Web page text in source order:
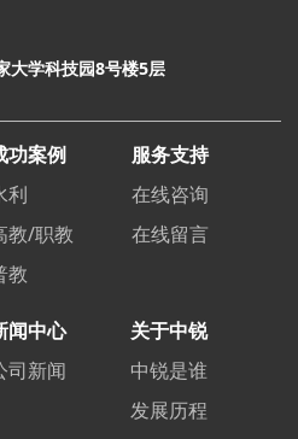
大学科技园8号楼5层
功案例
利
教/职教
教
服务支持
在线咨询
在线留言
闻中心
司新闻
关于中锐
中锐是谁
发展历程